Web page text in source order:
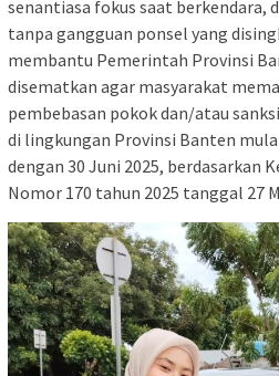
senantiasa fokus saat berkendara,
tanpa gangguan ponsel yang
membantu Pemerintah Provinsi
disematkan agar masyarakat
pembebasan pokok dan/atau
di lingkungan Provinsi Banten
dengan 30 Juni 2025, berdasarkan
Nomor 170 tahun 2025 tanggal 27